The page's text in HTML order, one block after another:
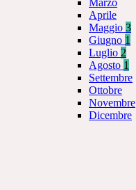
Marzo
Aprile
Maggio 3
Giugno 1
Luglio 2
Agosto 1
Settembre
Ottobre
Novembre
Dicembre